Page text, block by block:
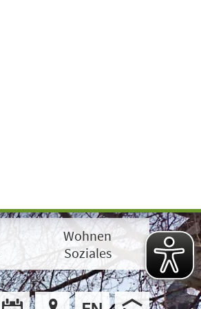
Wohnen
Soziales